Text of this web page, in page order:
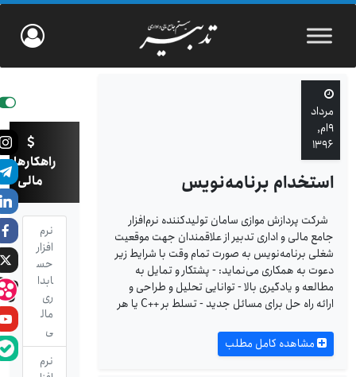
مرداد
۹ام,
۱۳۹۶
استخدام برنامه‌نویس
شرکت پردازش موازی سامان تولیدکننده نرم‌افزار
جامع مالی و اداری تدبیر از علاقمندان جهت موقعیت
شغلی برنامه‌نویس به صورت تمام وقت با شرایط زیر
دعوت به همکاری می‌نماید: - پشتکار و تمایل به
مطالعه و یادگیری بالا - توانایی تحلیل و طراحی و
ارائه راه حل برای مسائل جدید - تسلط بر C++‎ یا هر
مشاهده کامل مطلب
راهکارهای
مالی
نرم
افزار
حس
ابدا
ری
مال
ی
نرم